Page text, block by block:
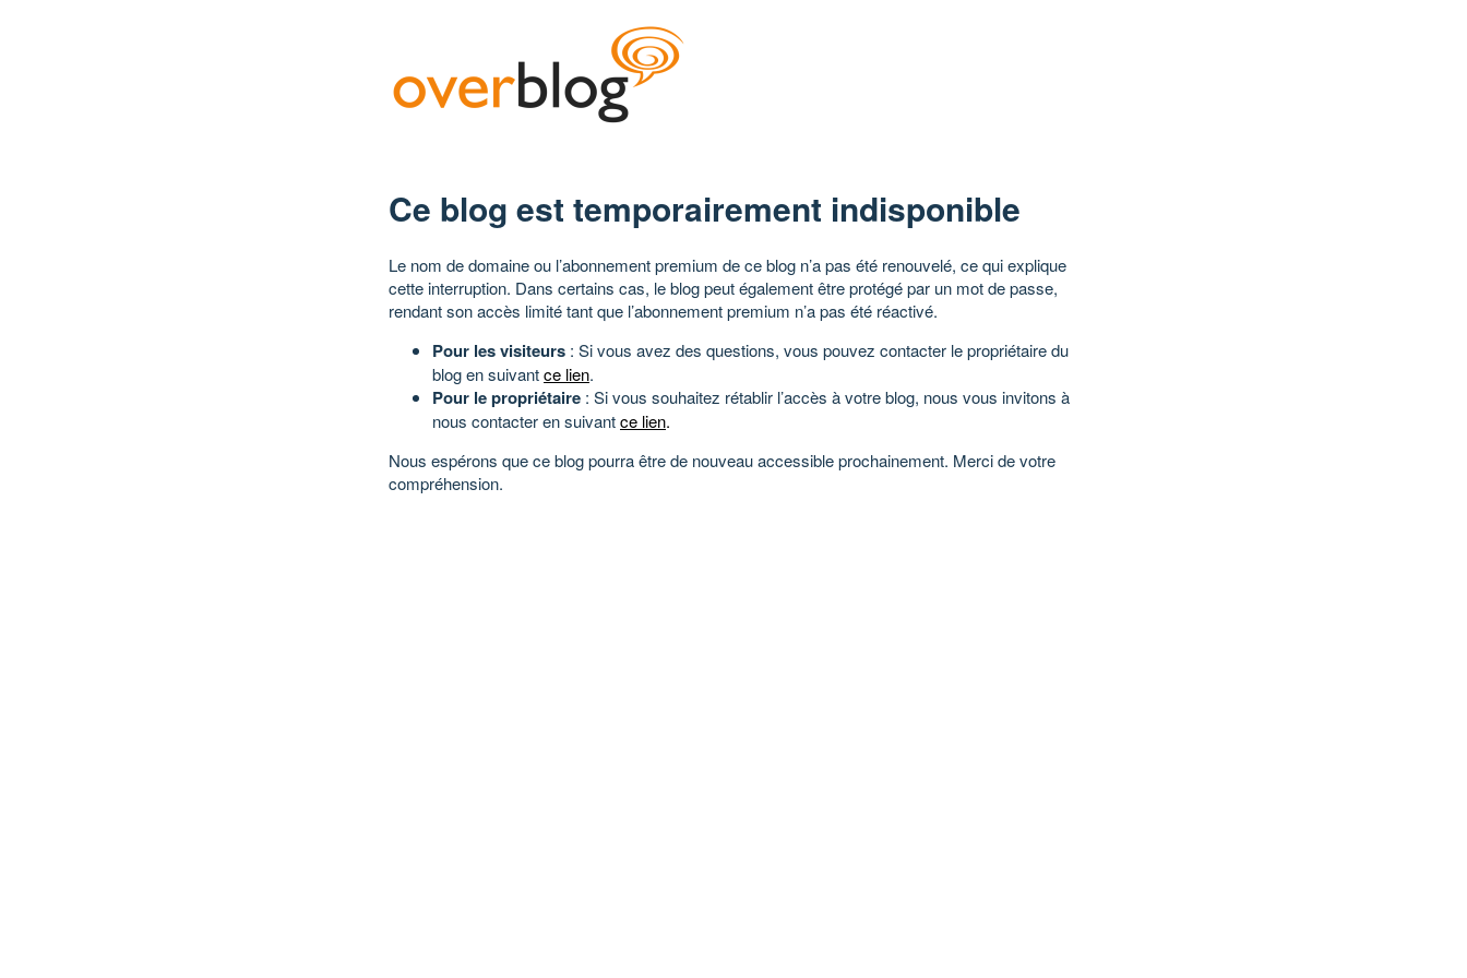
Ce blog est temporairement indisponible
Le nom de domaine ou l’abonnement premium de ce blog n’a pas été renouvelé, ce qui explique
cette interruption. Dans certains cas, le blog peut également être protégé par un mot de passe,
rendant son accès limité tant que l’abonnement premium n’a pas été réactivé.
Pour les visiteurs : Si vous avez des questions, vous pouvez contacter le propriétaire du
blog en suivantce lien.
Pour le propriétaire : Si vous souhaitez rétablir l’accès à votre blog, nous vous invitons à
nous contacter en suivantce lien.
Nous espérons que ce blog pourra être de nouveau accessible prochainement. Merci de votre
compréhension.